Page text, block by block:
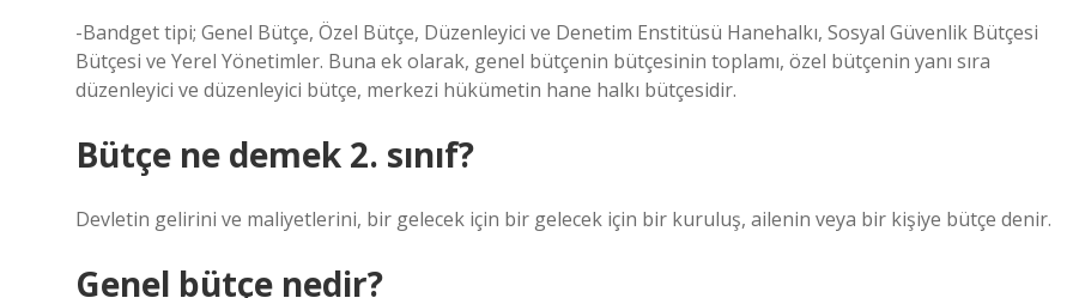
-Bandget tipi; Genel Bütçe, Özel Bütçe, Düzenleyici ve Denetim Enstitüsü Hanehalkı, Sosyal Güvenlik Bütçesi
Bütçesi ve Yerel Yönetimler. Buna ek olarak, genel bütçenin bütçesinin toplamı, özel bütçenin yanı sıra
düzenleyici ve düzenleyici bütçe, merkezi hükümetin hane halkı bütçesidir.
Bütçe ne demek 2. sınıf?
Devletin gelirini ve maliyetlerini, bir gelecek için bir gelecek için bir kuruluş, ailenin veya bir kişiye bütçe denir.
Genel bütçe nedir?